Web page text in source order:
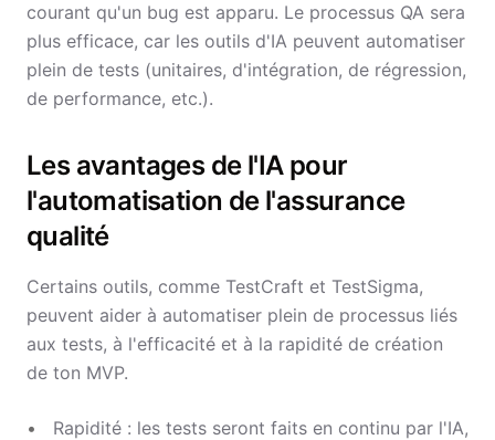
courant qu'un bug est apparu. Le processus QA sera
plus efficace, car les outils d'IA peuvent automatiser
plein de tests (unitaires, d'intégration, de régression,
de performance, etc.).
Les avantages de l'IA pour
l'automatisation de l'assurance
qualité
Certains outils, comme TestCraft et TestSigma,
peuvent aider à automatiser plein de processus liés
aux tests, à l'efficacité et à la rapidité de création
de ton MVP.
Rapidité : les tests seront faits en continu par l'IA,